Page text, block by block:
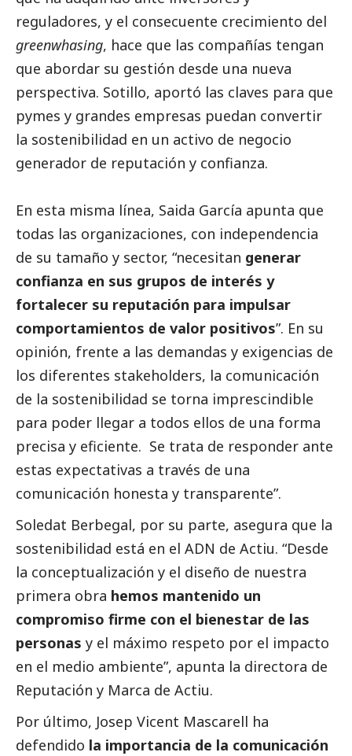
reguladores, y el consecuente crecimiento del
greenwhasing, hace que las compañías tengan
que abordar su gestión desde una nueva
perspectiva. Sotillo, aportó las claves para que
pymes y grandes empresas puedan convertir
la sostenibilidad en un activo de negocio
generador de reputación y confianza.
En esta misma línea, Saida García apunta que
todas las organizaciones, con independencia
de su tamaño y sector, “necesitan generar
confianza en sus grupos de interés y
fortalecer su reputación para impulsar
comportamientos de valor positivos”. En su
opinión, frente a las demandas y exigencias de
los diferentes stakeholders, la comunicación
de la sostenibilidad se torna imprescindible
para poder llegar a todos ellos de una forma
precisa y eficiente. Se trata de responder ante
estas expectativas a través de una
comunicación honesta y transparente”.
Soledat Berbegal, por su parte, asegura que la
sostenibilidad está en el ADN de Actiu. “Desde
la conceptualización y el diseño de nuestra
primera obra hemos mantenido un
compromiso firme con el bienestar de las
personas y el máximo respeto por el impacto
en el medio ambiente”, apunta la directora de
Reputación y Marca de Actiu.
Por último, Josep Vicent Mascarell ha
defendido la importancia de la comunicación